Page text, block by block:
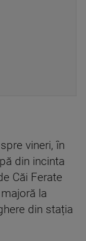
vineri, în
din incinta
Căi Ferate
la
din stația